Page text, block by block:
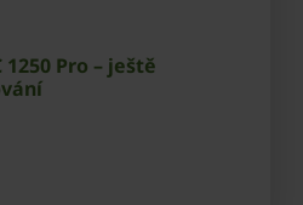
1250 Pro – ještě